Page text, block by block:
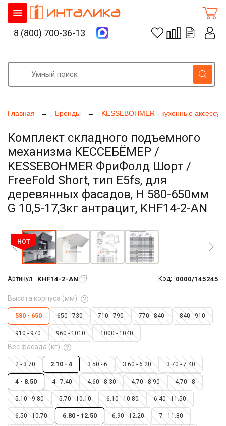
Главная Бренды KESSEBOHMER - кухонные
Комплект складного подъемного
механизма КЕССЕБЁМЕР /
KESSEBOHMER ФриФолд Шорт /
FreeFold Short, тип E5fs, для
деревянных фасадов, H 580-650мм
G 10,5-17,3кг антрацит, KHF14-2-AN
HOT
Артикул: KHF14-2-AN Код: 0000/145245
Высота корпуса (мм)
580 - 650 650 - 730 710 - 790 770 - 840 840 - 910
910 - 970 960 - 1010 1000 - 1040
Вес фасада (кг)
2 - 3.70 2.10 - 4 3.50 - 6 3.60 - 6.20 3.70 - 7.40
4 - 8.50 4 - 7.40 4.60 - 8.30 4.70 - 8.90 4.70 - 8
5.10 - 9.80 5.70 - 10.10 6.10 - 10.80 6.40 - 11.50
6.50 - 10.70 6.80 - 12.50 6.90 - 12.20 7 - 11.80
8 (800) 700-36-13